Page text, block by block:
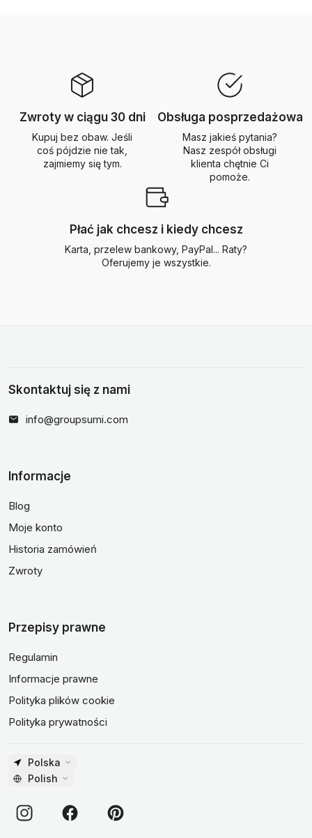
Zwroty w ciągu 30 dni
Kupuj bez obaw. Jeśli
coś pójdzie nie tak,
zajmiemy się tym.
Obsługa posprzedażowa
Masz jakieś pytania?
Nasz zespół obsługi
klienta chętnie Ci
pomoże.
Płać jak chcesz i kiedy chcesz
Karta, przelew bankowy, PayPal... Raty?
Oferujemy je wszystkie.
Skontaktuj się z nami
info@groupsumi.com
Informacje
Blog
Moje konto
Historia zamówień
Zwroty
Przepisy prawne
Regulamin
Informacje prawne
Polityka plików cookie
Polityka prywatności
Polska
Polish